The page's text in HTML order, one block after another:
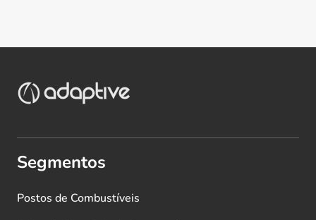
Segmentos
Postos de Combustíveis